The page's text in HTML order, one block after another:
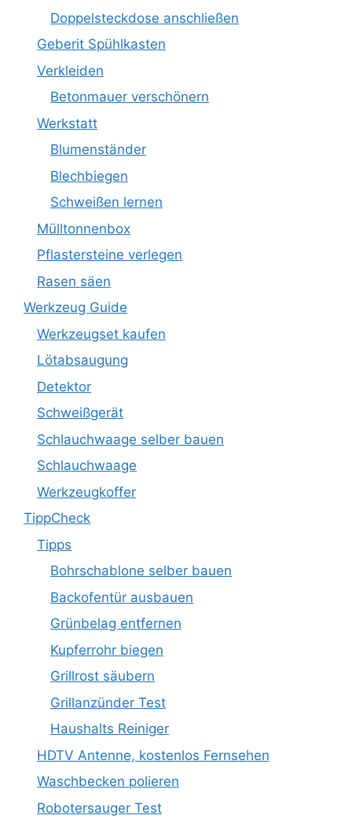
Doppelsteckdose anschließen
Geberit Spühlkasten
Verkleiden
Betonmauer verschönern
Werkstatt
Blumenständer
Blechbiegen
Schweißen lernen
Mülltonnenbox
Pflastersteine verlegen
Rasen säen
Werkzeug Guide
Werkzeugset kaufen
Lötabsaugung
Detektor
Schweißgerät
Schlauchwaage selber bauen
Schlauchwaage
Werkzeugkoffer
TippCheck
Tipps
Bohrschablone selber bauen
Backofentür ausbauen
Grünbelag entfernen
Kupferrohr biegen
Grillrost säubern
Grillanzünder Test
Haushalts Reiniger
HDTV Antenne, kostenlos Fernsehen
Waschbecken polieren
Robotersauger Test